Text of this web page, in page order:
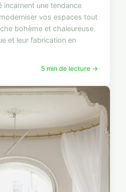
incarnent une tendance
vos espaces tout
bohème et chaleureuse.
et leur fabrication en
5 min de lecture →